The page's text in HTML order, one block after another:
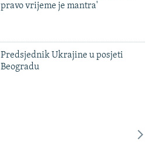
pravo vrijeme je mantra'
Predsjednik Ukrajine u posjeti
Beogradu